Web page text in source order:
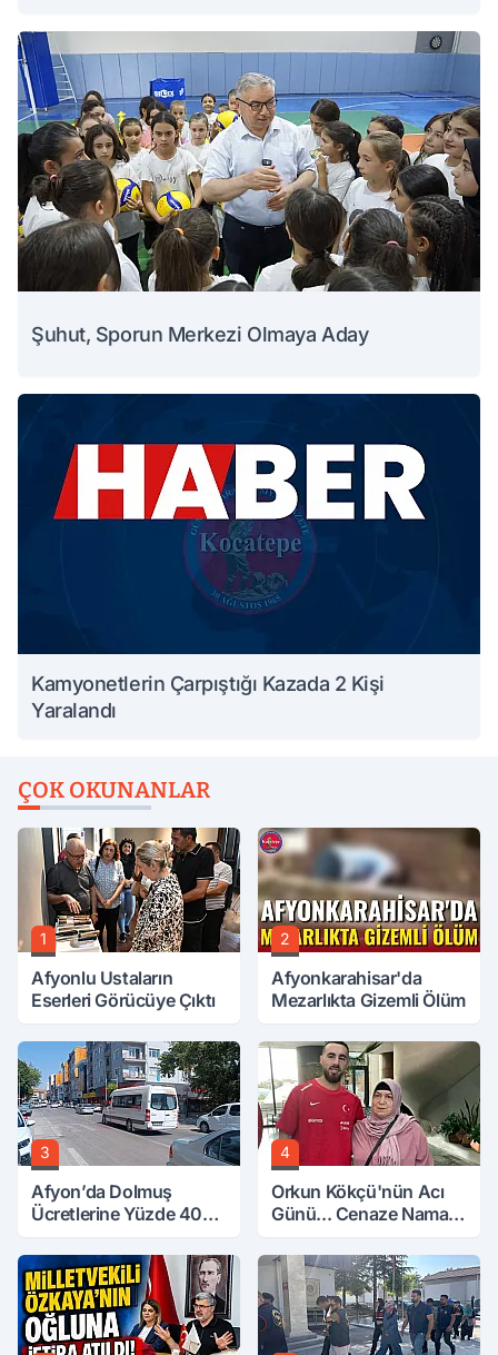
Şuhut, Sporun Merkezi Olmaya Aday
Kamyonetlerin Çarpıştığı Kazada 2 Kişi
Yaralandı
ÇOK OKUNANLAR
1
Afyonlu Ustaların
Eserleri Görücüye Çıktı
2
Afyonkarahisar'da
Mezarlıkta Gizemli Ölüm
3
Afyon’da Dolmuş
Ücretlerine Yüzde 40
4
Orkun Kökçü'nün Acı
Günü... Cenaze Namazı